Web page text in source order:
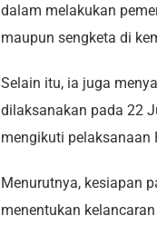
dalam melakukan
maupun sengketa di
Selain itu, ia juga
dilaksanakan pada 22
mengikuti pelaksanaan
Menurutnya, kesiapan
menentukan